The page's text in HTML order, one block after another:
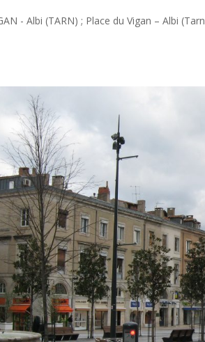
- Albi (TARN) ; Place du Vigan – Albi